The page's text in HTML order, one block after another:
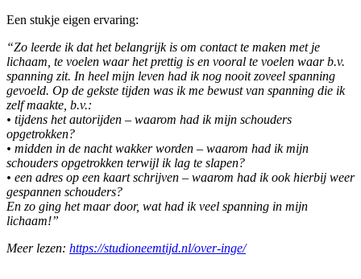
Een stukje eigen ervaring:
“Zo leerde ik dat het belangrijk is om contact te maken met je
lichaam, te voelen waar het prettig is en vooral te voelen waar b.v.
spanning zit. In heel mijn leven had ik nog nooit zoveel spanning
gevoeld. Op de gekste tijden was ik me bewust van spanning die ik
zelf maakte, b.v.:
• tijdens het autorijden – waarom had ik mijn schouders
opgetrokken?
• midden in de nacht wakker worden – waarom had ik mijn
schouders opgetrokken terwijl ik lag te slapen?
• een adres op een kaart schrijven – waarom had ik ook hierbij weer
gespannen schouders?
En zo ging het maar door, wat had ik veel spanning in mijn
lichaam!”
Meer lezen: https://studioneemtijd.nl/over-inge/